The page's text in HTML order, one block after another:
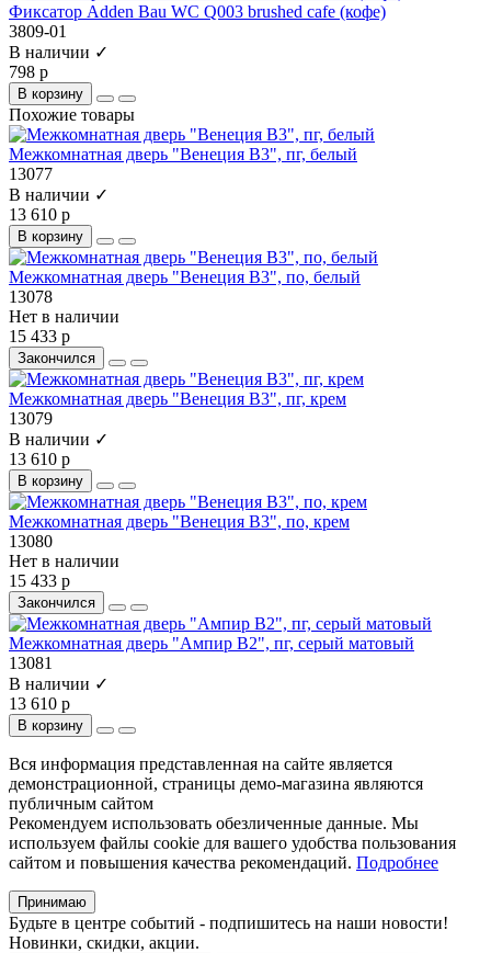
Фиксатор Adden Bau WC Q003 brushed cafe (кофе)
3809-01
В наличии ✓
798 р
В корзину
Похожие товары
Межкомнатная дверь "Венеция В3", пг, белый
13077
В наличии ✓
13 610 р
В корзину
Межкомнатная дверь "Венеция В3", по, белый
13078
Нет в наличии
15 433 р
Закончился
Межкомнатная дверь "Венеция В3", пг, крем
13079
В наличии ✓
13 610 р
В корзину
Межкомнатная дверь "Венеция В3", по, крем
13080
Нет в наличии
15 433 р
Закончился
Межкомнатная дверь "Ампир В2", пг, серый матовый
13081
В наличии ✓
13 610 р
В корзину
Вся информация представленная на сайте является
демонстрационной, страницы демо-магазина являются
публичным сайтом
Рекомендуем использовать обезличенные данные. Мы
используем файлы cookie для вашего удобства пользования
сайтом и повышения качества рекомендаций. Подробнее
Принимаю
Будьте в центре событий - подпишитесь на наши новости!
Новинки, скидки, акции.